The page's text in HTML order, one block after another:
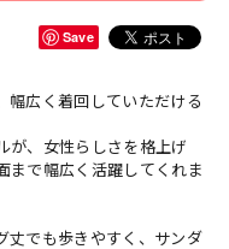
Save
幅広く着回していただける
が、女性らしさを格上げ
まで幅広く活躍してくれま
丈でも歩きやすく、サンダ